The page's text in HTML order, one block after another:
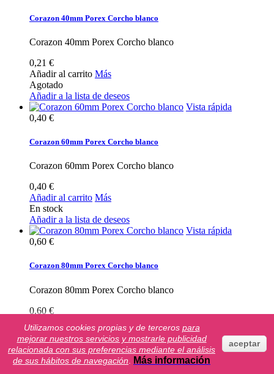
Corazon 40mm Porex Corcho blanco
Corazon 40mm Porex Corcho blanco
0,21 €
Añadir al carrito Más
Agotado
Añadir a la lista de deseos
Vista rápida
0,40 €
Corazon 60mm Porex Corcho blanco
Corazon 60mm Porex Corcho blanco
0,40 €
Añadir al carrito Más
En stock
Añadir a la lista de deseos
Vista rápida
0,60 €
Corazon 80mm Porex Corcho blanco
Corazon 80mm Porex Corcho blanco
0,60 €
Agotado
Añadir a la lista de deseos
Mostrar todos
Utilizamos cookies propias y de terceros para
mejorar nuestros servicios y mostrarle publicidad
relacionada con sus preferencias mediante el análisis
de sus hábitos de navegación
Más información
aceptar